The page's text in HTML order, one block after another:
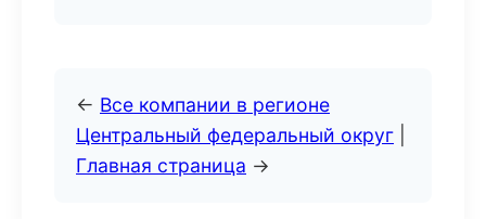
← Все компании в регионе
Центральный федеральный округ
Главная страница →